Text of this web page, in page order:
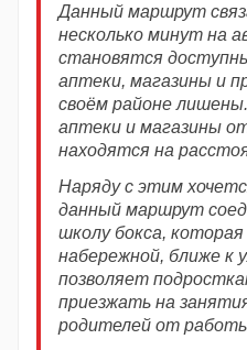
Данный маршрут
несколько минут на
становятся
аптеки, магазины и
своём районе
аптеки и магазины
находятся на
Наряду с этим
данный маршрут
школу бокса,
набережной, ближе к
позволяет
приезжать на
родителей от